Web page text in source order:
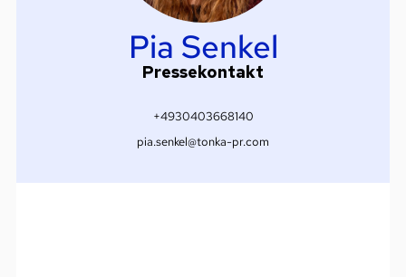
Pia Senkel
Pressekontakt
+4930403668140
pia.senkel@tonka-pr.com